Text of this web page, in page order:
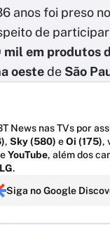
anos foi preso
de
mil em produtos
oestede São
News nas TVs por
, Sky (580) eOi (175),
eYouTube, além dos
LG.
Siga no Google